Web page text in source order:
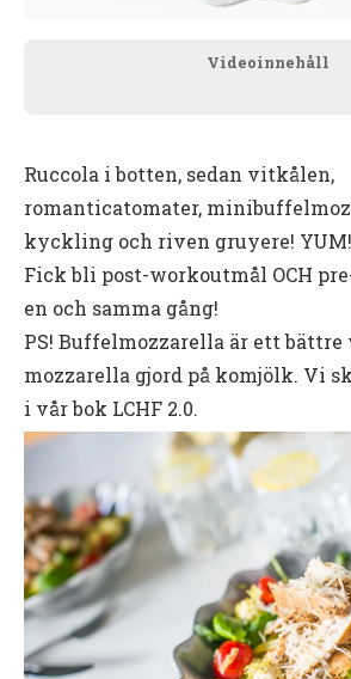
Videoinnehåll
Ruccola i botten, sedan vitkålen,
romanticatomater,
kyckling och riven gruyere! YUM!
Fick bli post-workoutmål OCH
en och samma gång!
PS! Buffelmozzarella är ett
mozzarella gjord på komjölk. Vi
i vår bok LCHF 2.0.